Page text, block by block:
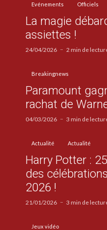
Evénements Officiels
La magie
assiettes !
24/04/2026 2 min de
Breakingnews
Paramount
rachat de
04/03/2026 3 min de
Actualité Actualité
Harry Potter :
des
2026 !
21/01/2026 3 min de
Jeux vidéo